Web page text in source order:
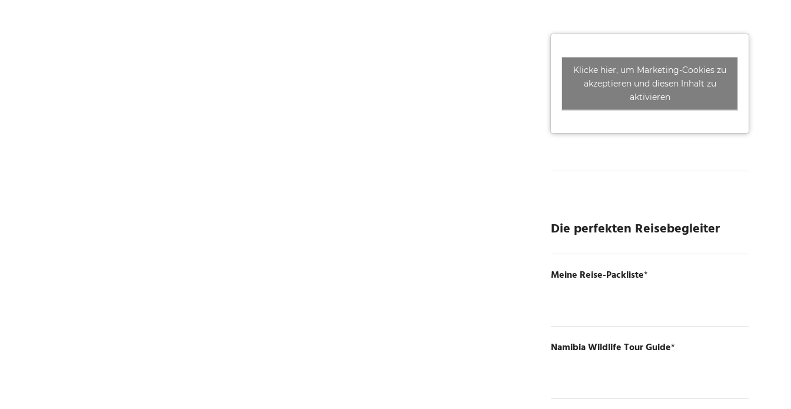
Klicke hier, um Marketing-Cookies zu
akzeptieren und diesen Inhalt zu
aktivieren
Die perfekten Reisebegleiter
Meine Reise-Packliste*
Namibia Wildlife Tour Guide*